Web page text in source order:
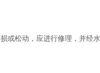
松动，应进行修理，并经水